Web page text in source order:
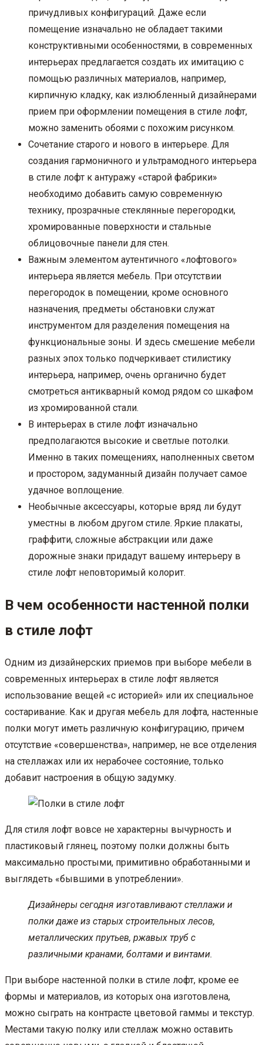
причудливых конфигураций. Даже если
помещение изначально не обладает такими
конструктивными особенностями, в современных
интерьерах предлагается создать их имитацию с
помощью различных материалов, например,
кирпичную кладку, как излюбленный дизайнерами
прием при оформлении помещения в стиле лофт,
можно заменить обоями с похожим рисунком.
Сочетание старого и нового в интерьере. Для
создания гармоничного и ультрамодного интерьера
в стиле лофт к антуражу «старой фабрики»
необходимо добавить самую современную
технику, прозрачные стеклянные перегородки,
хромированные поверхности и стальные
облицовочные панели для стен.
Важным элементом аутентичного «лофтового»
интерьера является мебель. При отсутствии
перегородок в помещении, кроме основного
назначения, предметы обстановки служат
инструментом для разделения помещения на
функциональные зоны. И здесь смешение мебели
разных эпох только подчеркивает стилистику
интерьера, например, очень органично будет
смотреться антикварный комод рядом со шкафом
из хромированной стали.
В интерьерах в стиле лофт изначально
предполагаются высокие и светлые потолки.
Именно в таких помещениях, наполненных светом
и простором, задуманный дизайн получает самое
удачное воплощение.
Необычные аксессуары, которые вряд ли будут
уместны в любом другом стиле. Яркие плакаты,
граффити, сложные абстракции или даже
дорожные знаки придадут вашему интерьеру в
стиле лофт неповторимый колорит.
В чем особенности настенной полки
в стиле лофт
Одним из дизайнерских приемов при выборе мебели в
современных интерьерах в стиле лофт является
использование вещей «с историей» или их специальное
состаривание. Как и другая мебель для лофта, настенные
полки могут иметь различную конфигурацию, причем
отсутствие «совершенства», например, не все отделения
на стеллажах или их нерабочее состояние, только
добавит настроения в общую задумку.
Для стиля лофт вовсе не характерны вычурность и
пластиковый глянец, поэтому полки должны быть
максимально простыми, примитивно обработанными и
выглядеть «бывшими в употреблении».
Дизайнеры сегодня изготавливают стеллажи и
полки даже из старых строительных лесов,
металлических прутьев, ржавых труб с
различными кранами, болтами и винтами.
При выборе настенной полки в стиле лофт, кроме ее
формы и материалов, из которых она изготовлена,
можно сыграть на контрасте цветовой гаммы и текстур.
Местами такую полку или стеллаж можно оставить